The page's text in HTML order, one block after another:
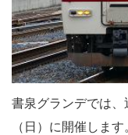
書泉グランデでは
（日）に開催します。